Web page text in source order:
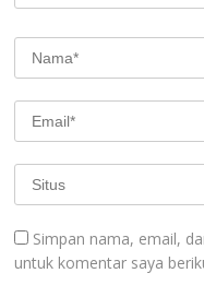
Simpan nama, email,
untuk komentar saya